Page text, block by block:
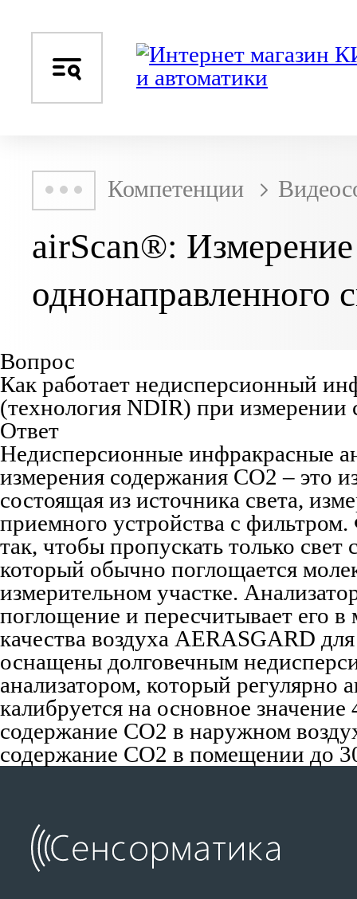
Компетенции
airScan®:
однонаправленного
Вопрос
Как работает недисперсионный
(технология NDIR) при измерении
Ответ
Недисперсионные инфракрасные
измерения содержания CO2 – это
состоящая из источника света,
приемного устройства с
так, чтобы пропускать только
который обычно поглощается
измерительном участке.
поглощение и пересчитывает его в
качества воздуха AERASGARD
оснащены долговечным
анализатором, который регулярно
калибруется на основное значение
содержание CO2 в наружном
содержание CO2 в помещении до